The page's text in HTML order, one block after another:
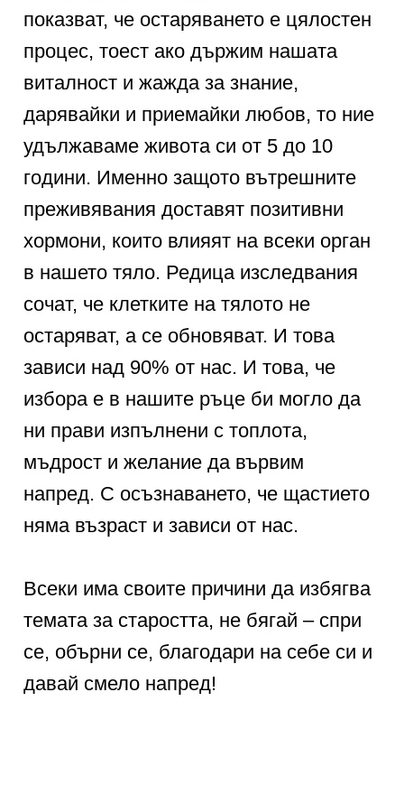
показват, че остаряването е цялостен
процес, тоест ако държим нашата
виталност и жажда за знание,
дарявайки и приемайки любов, то ние
удължаваме живота си от 5 до 10
години. Именно защото вътрешните
преживявания доставят позитивни
хормони, които влияят на всеки орган
в нашето тяло. Редица изследвания
сочат, че клетките на тялото не
остаряват, а се обновяват. И това
зависи над 90% от нас. И това, че
избора е в нашите ръце би могло да
ни прави изпълнени с топлота,
мъдрост и желание да вървим
напред. С осъзнаването, че щастието
няма възраст и зависи от нас.
Всеки има своите причини да избягва
темата за старостта, не бягай – спри
се, обърни се, благодари на себе си и
давай смело напред!